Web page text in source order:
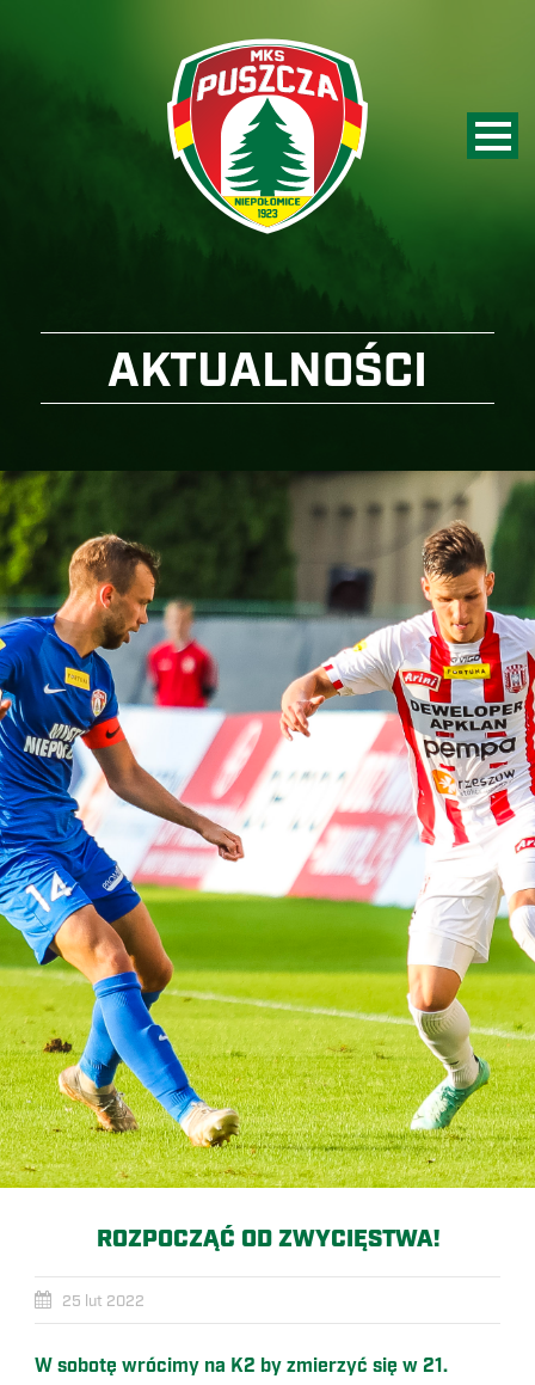
AKTUALNOŚCI
ROZPOCZĄĆ OD ZWYCIĘSTWA!
25 lut 2022
W sobotę wrócimy na K2 by zmierzyć się w 21.